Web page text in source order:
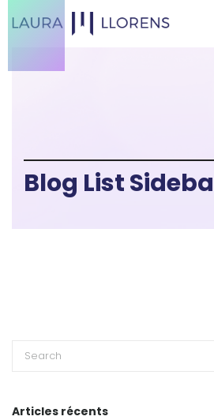
Blog List
Articles récents